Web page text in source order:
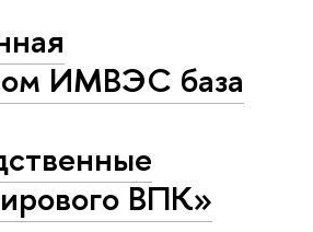
ИМВЭС база
ВПК»